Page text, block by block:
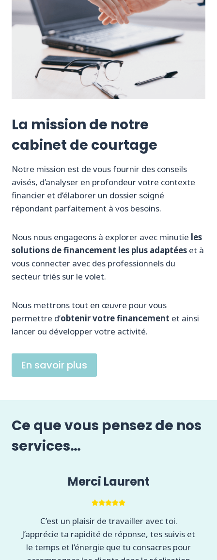
La mission de notre
cabinet de courtage
Notre mission est de vous fournir des conseils
avisés, d’analyser en profondeur votre contexte
financier et d’élaborer un dossier soigné
répondant parfaitement à vos besoins.
Nous nous engageons à explorer avec minutie les
solutions de financement les plus adaptées et à
vous connecter avec des professionnels du
secteur triés sur le volet.
Nous mettrons tout en œuvre pour vous
permettre d’obtenir votre financement et ainsi
lancer ou développer votre activité.
En savoir plus
Ce que vous pensez de nos
services…
Merci Laurent
C’est un plaisir de travailler avec toi.
J’apprécie ta rapidité de réponse, tes suivis et
le temps et l’énergie que tu consacres pour